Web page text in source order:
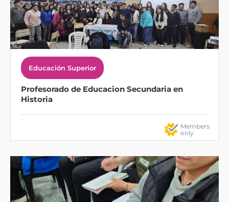
Educación Superior
Profesorado de Educacion Secundaria en
Historia
Members
only